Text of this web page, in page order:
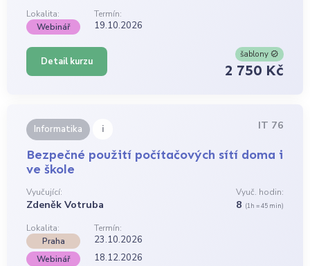
Lokalita:
Termín:
Webinář
19.10.2026
Detail kurzu
šablony
2 750 Kč
Informatika i IT 76
Bezpečné použití počítačových sítí doma i
ve škole
Vyučující:
Zdeněk Votruba
Vyuč. hodin:
8 (1h = 45 min)
Lokalita:
Termín:
Praha
23.10.2026
Webinář 18.12.2026